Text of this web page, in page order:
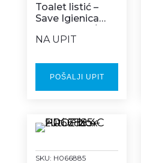
Toalet listić –
Save Igienica
NA UPIT
POŠALJI UPIT
SKU: H066885